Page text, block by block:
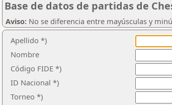
Base de datos de partidas de
Aviso: No se diferencia entre mayúsculas y
Apellido *)
Nombre
Código FIDE *)
ID Nacional *)
Torneo *)